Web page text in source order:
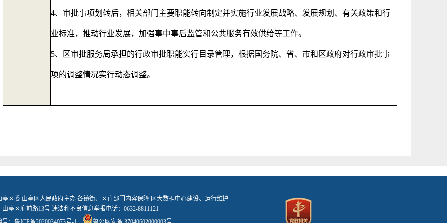
4、审批事项划转后，相关部门主要职能转向制定并实施行业发展战略、发展规划、有关政策和行
业标准，推动行业发展，加强事中事后监管和公共服务有效供给等工作。
5、区审批服务局承担的行政审批职能实行目录管理，根据国务院、省、市和区政府对行政审批事
项的调整情况实行动态调整。
亭区委 山亭区人民政府主办 各镇街、区直部门内容保障 区大数据中心建设、运行维护
山亭区府前路13号 违法和不良信息举报电话：0632-8811121
： 鲁ICP备2020034073号-1 鲁公网安备 37040602000003号